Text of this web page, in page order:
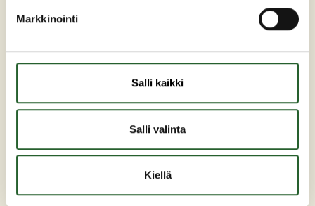
Markkinointi
Salli kaikki
Salli valinta
Kiellä
etunimi.sukunimi@puolanka.fi
PUOLANKA
Asuminen ja ympäristö